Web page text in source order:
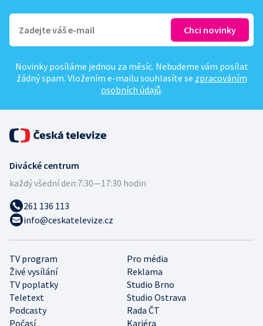
Novinky posíláme jednou za měsíc. Nebudeme vám posílat
žádný spam. Vložením e-mailu souhlasíte se zpracováním
osobních údajů.